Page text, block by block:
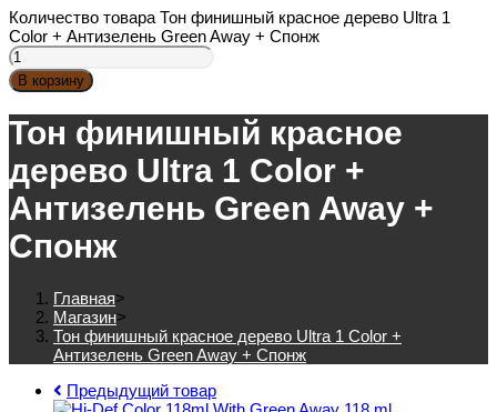
Количество товара Тон финишный красное дерево Ultra 1
Color + Антизелень Green Away + Спонж
В корзину
Тон финишный красное
дерево Ultra 1 Color +
Антизелень Green Away +
Спонж
Главная>
Магазин>
Тон финишный красное дерево Ultra 1 Color +
Антизелень Green Away + Спонж
Предыдущий товар